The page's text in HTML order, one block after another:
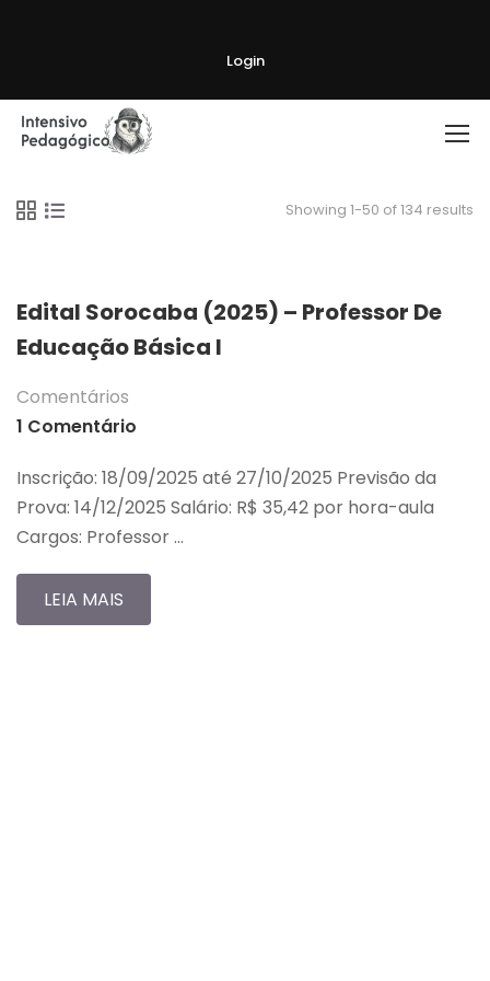
Login
Showing 1-50 of 134 results
Edital Sorocaba (2025) – Professor De
Educação Básica I
Comentários
1 Comentário
Inscrição: 18/09/2025 até 27/10/2025 Previsão da
Prova: 14/12/2025 Salário: R$ 35,42 por hora-aula
Cargos: Professor …
LEIA MAIS